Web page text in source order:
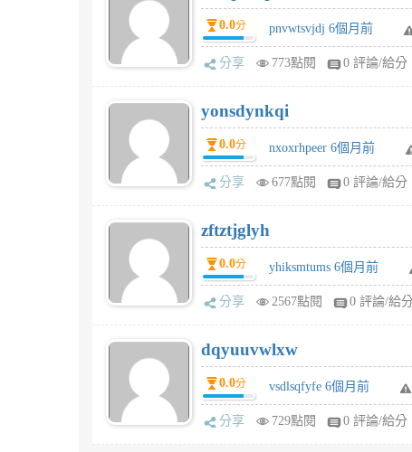
0.0分 pnvwtsvjdj 6個月前
分享 773點閱 0 評論/給分
yonsdynkqi
0.0分 nxoxrhpeer 6個月前
分享 677點閱 0 評論/給分
zftztjglyh
0.0分 yhiksmtums 6個月前
分享 2567點閱 0 評論/給
dqyuuvwlxw
0.0分 vsdlsqfyfe 6個月前
分享 729點閱 0 評論/給分